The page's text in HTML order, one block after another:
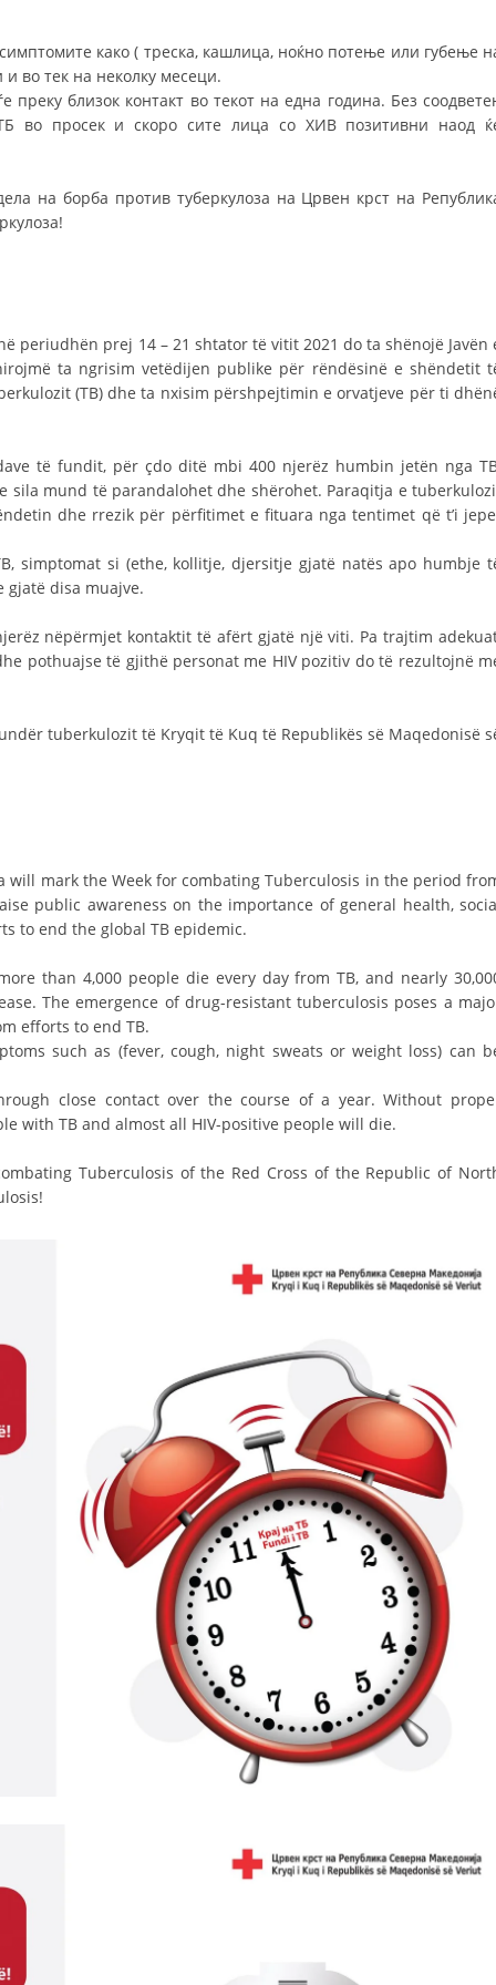
како ( треска, кашлица, ноќно потење или губење
во тек на неколку месеци.
преку близок контакт во текот на една година. Без
во просек и скоро сите лица со ХИВ позитивни наод
на борба против туберкулоза на Црвен крст на
periudhën prej 14 – 21 shtator të vitit 2021 do ta shënojë Javën
ta ngrisim vetëdijen publike për rëndësinë e shëndetit
(TB) dhe ta nxisim përshpejtimin e orvatjeve për ti
të fundit, për çdo ditë mbi 400 njerëz humbin jetën nga
sila mund të parandalohet dhe shërohet. Paraqitja e
dhe rrezik për përfitimet e fituara nga tentimet që t’i
simptomat si (ethe, kollitje, djersitje gjatë natës apo humbje
gjatë disa muajve.
nëpërmjet kontaktit të afërt gjatë një viti. Pa trajtim
pothuajse të gjithë personat me HIV pozitiv do të rezultojnë
tuberkulozit të Kryqit të Kuq të Republikës së Maqedonisë
will mark the Week for combating Tuberculosis in the period
public awareness on the importance of general health,
to end the global TB epidemic.
than 4,000 people die every day from TB, and nearly
The emergence of drug-resistant tuberculosis poses a
efforts to end TB.
such as (fever, cough, night sweats or weight loss) can
close contact over the course of a year. Without
with TB and almost all HIV-positive people will die.
Tuberculosis of the Red Cross of the Republic of